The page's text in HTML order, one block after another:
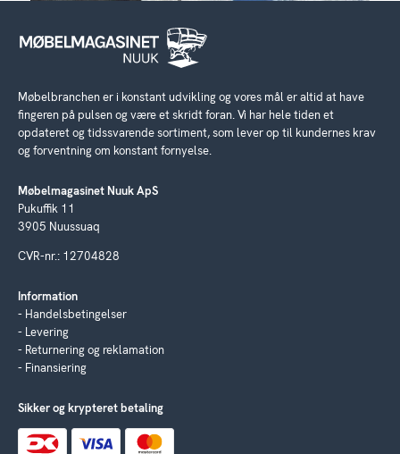
Møbelbranchen er i konstant udvikling og vores mål er altid at have
fingeren på pulsen og være et skridt foran. Vi har hele tiden et
opdateret og tidssvarende sortiment, som lever op til kundernes krav
og forventning om konstant fornyelse.
Møbelmagasinet Nuuk ApS
Pukuffik 11
3905 Nuussuaq
CVR-nr.: 12704828
Information
Handelsbetingelser
Levering
Returnering og reklamation
Finansiering
Sikker og krypteret betaling